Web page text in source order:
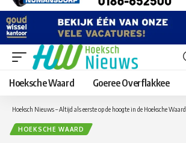
Hoeksche Waard Goeree Overflakkee
Hoeksch Nieuws – Altijd als eerste op de hoogte in de Hoeksche Waard
HOEKSCHE WAARD